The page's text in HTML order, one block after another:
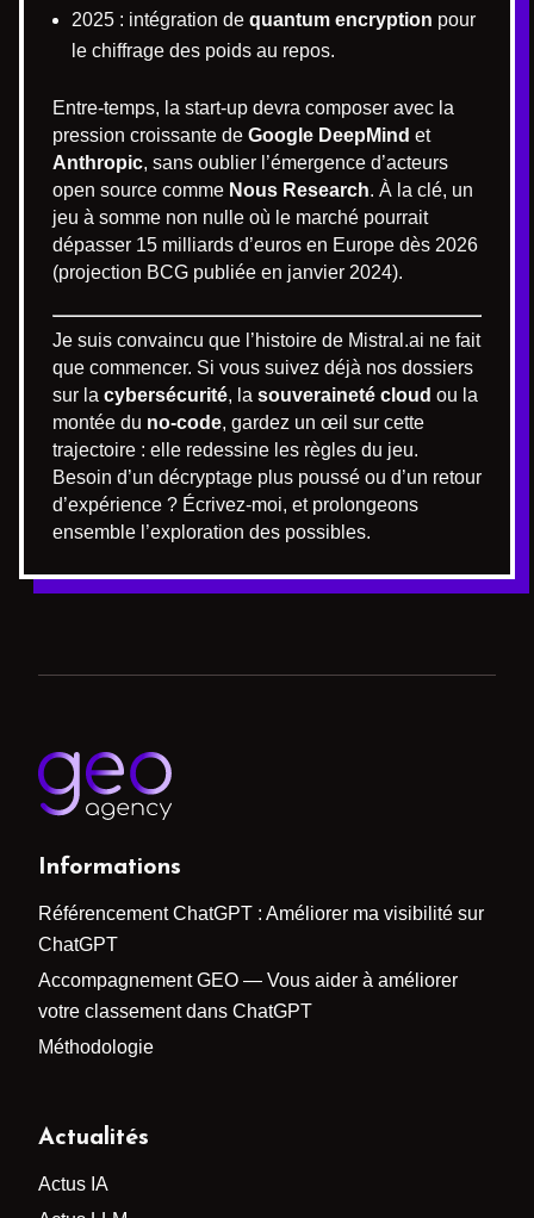
2025 : intégration de quantum encryption pour
le chiffrage des poids au repos.
Entre-temps, la start-up devra composer avec la
pression croissante de Google DeepMind et
Anthropic, sans oublier l’émergence d’acteurs
open source comme Nous Research. À la clé, un
jeu à somme non nulle où le marché pourrait
dépasser 15 milliards d’euros en Europe dès 2026
(projection BCG publiée en janvier 2024).
Je suis convaincu que l’histoire de Mistral.ai ne fait
que commencer. Si vous suivez déjà nos dossiers
sur la cybersécurité, la souveraineté cloud ou la
montée du no-code, gardez un œil sur cette
trajectoire : elle redessine les règles du jeu.
Besoin d’un décryptage plus poussé ou d’un retour
d’expérience ? Écrivez-moi, et prolongeons
ensemble l’exploration des possibles.
Informations
Référencement ChatGPT : Améliorer ma visibilité sur
ChatGPT
Accompagnement GEO — Vous aider à améliorer
votre classement dans ChatGPT
Méthodologie
Actualités
Actus IA